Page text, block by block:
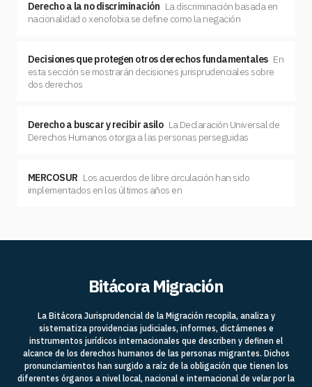
Derecho a la no discriminación La discriminación basada en
nacionalidad o xenofobia se define como la negación
Decisiones que protegen otros derechos fundamentales En
esta sección se mostrarán decisiones jurisprudenciales sobre
dos derechos
Derecho a buscar y recibir asilo La Declaración Universal de
Derechos Humanos otorga a las personas perseguidas
MERCOSUR Los acuerdos de libre circulación han sido
implementados en los últimos años en
Bitácora Migración
La Bitácora Jurisprudencial de la Migración recopila, analiza y
sistematiza providencias judiciales, informes, dictámenes e
instrumentos jurídicos internacionales que describen y definen el
alcance de los derechos humanos de las personas migrantes. Dichos
pronunciamientos han surgido a raíz de la obligación que tienen los
diferentes órganos a nivel local, nacional e internacional de velar por la